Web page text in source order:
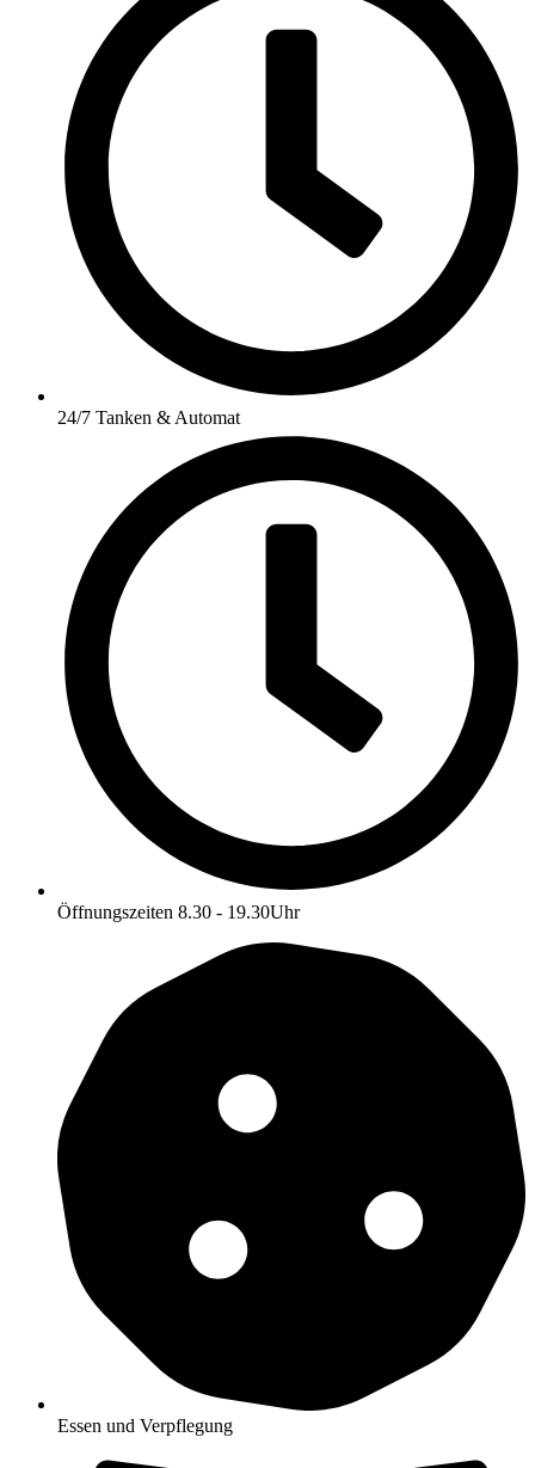
24/7 Tanken & Automat
Öffnungszeiten 8.30 - 19.30Uhr
Essen und Verpflegung